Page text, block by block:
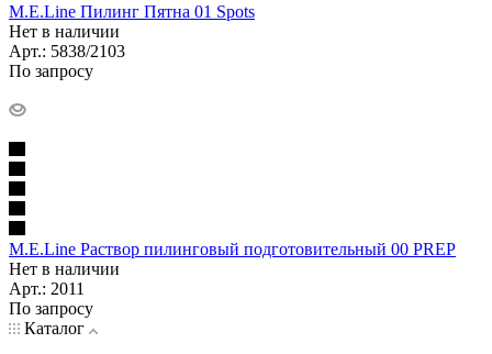
M.E.Line Пилинг Пятна 01 Spots
Нет в наличии
Арт.: 5838/2103
По запросу
M.E.Line Раствор пилинговый подготовительный 00 PREP
Нет в наличии
Арт.: 2011
По запросу
Каталог